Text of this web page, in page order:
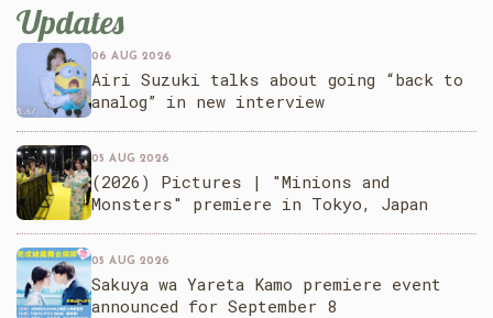
Updates
06 AUG 2026
Airi Suzuki talks about going “back to
analog” in new interview
05 AUG 2026
(2026) Pictures | "Minions and
Monsters" premiere in Tokyo, Japan
05 AUG 2026
Sakuya wa Yareta Kamo premiere event
announced for September 8